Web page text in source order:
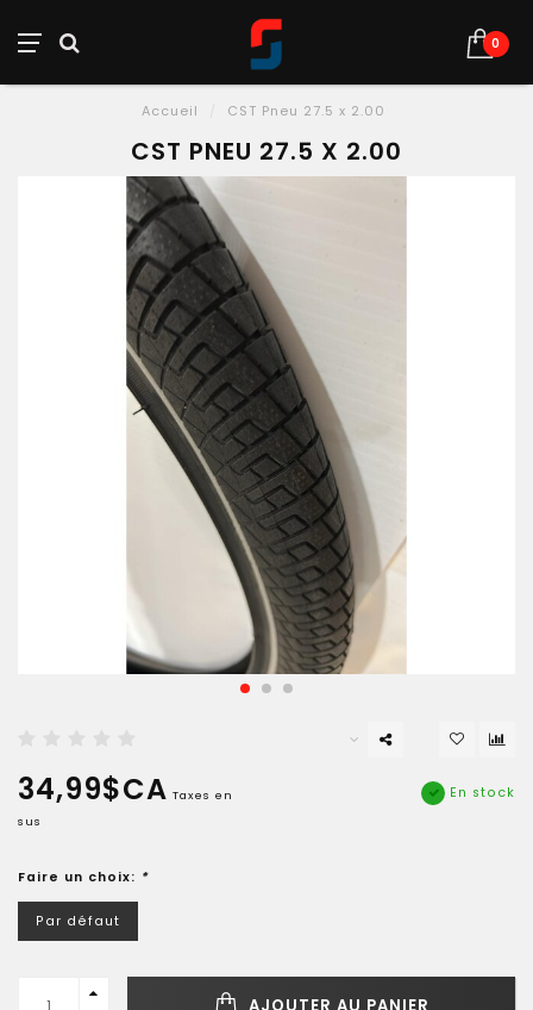
0
Accueil CST Pneu 27.5 x 2.00
CST PNEU 27.5 X 2.00
34,99$CA Taxes en
sus
En stock
Faire un choix: *
Par défaut